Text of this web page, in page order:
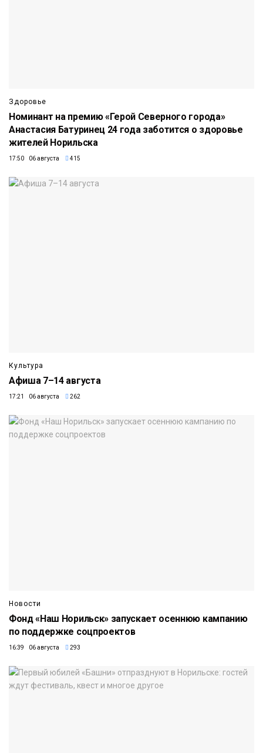
Здоровье
Номинант на премию «Герой Северного города»
Анастасия Батуринец 24 года заботится о здоровье
жителей Норильска
17:50 06 августа 415
Культура
Афиша 7–14 августа
17:21 06 августа 262
Новости
Фонд «Наш Норильск» запускает осеннюю кампанию
по поддержке соцпроектов
16:39 06 августа 293